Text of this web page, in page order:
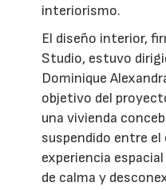
interiorismo.
El diseño interior,
Studio, estuvo
Dominique
objetivo del
una vivienda
suspendido entre el
experiencia
de calma y